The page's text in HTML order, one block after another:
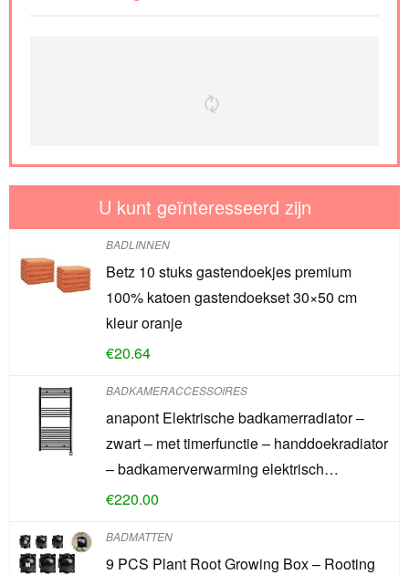
U kunt geïnteresseerd zijn
BADLINNEN
Betz 10 stuks gastendoekjes premium
100% katoen gastendoekset 30×50 cm
kleur oranje
€20.64
BADKAMERACCESSOIRES
anapont Elektrische badkamerradiator –
zwart – met timerfunctie – handdoekradiator
– badkamerverwarming elektrisch…
€220.00
BADMATTEN
9 PCS Plant Root Growing Box – Rooting